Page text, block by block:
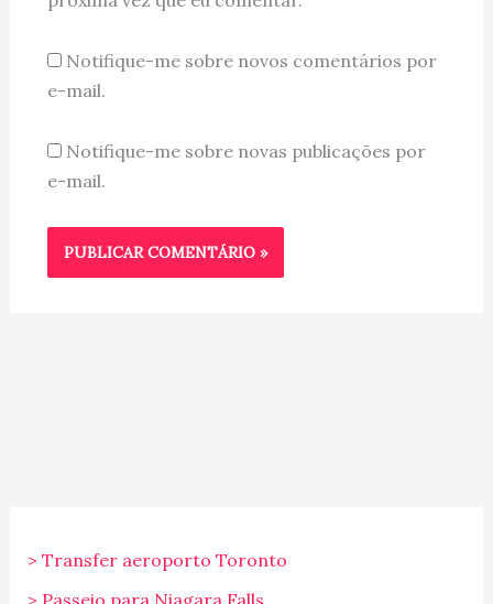
Notifique-me sobre novos comentários por
e-mail.
Notifique-me sobre novas publicações por
e-mail.
> Transfer aeroporto Toronto
> Passeio para Niagara Falls